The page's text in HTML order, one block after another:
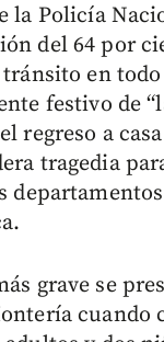
la Policía
del 64 por
en
festivo de
regreso a
tragedia
grave se
cuando